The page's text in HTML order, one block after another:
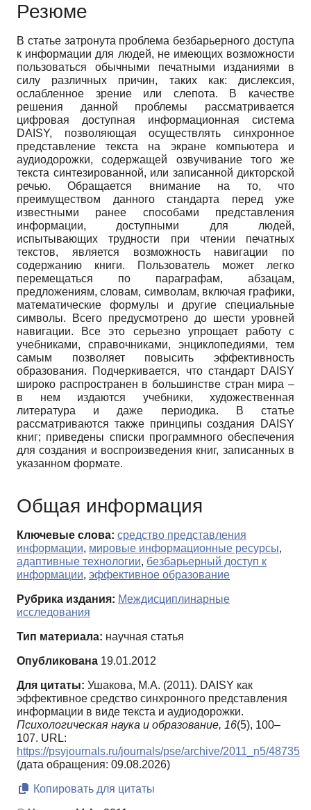
Резюме
В статье затронута проблема безбарьерного доступа
к информации для людей, не имеющих возможности
пользоваться обычными печатными изданиями в
силу различных причин, таких как: дислексия,
ослабленное зрение или слепота. В качестве
решения данной проблемы рассматривается
цифровая доступная информационная система
DAISY, позволяющая осуществлять синхронное
представление текста на экране компьютера и
аудиодорожки, содержащей озвучивание того же
текста синтезированной, или записанной дикторской
речью. Обращается внимание на то, что
преимуществом данного стандарта перед уже
известными ранее способами представления
информации, доступными для людей,
испытывающих трудности при чтении печатных
текстов, является возможность навигации по
содержанию книги. Пользователь может легко
перемещаться по параграфам, абзацам,
предложениям, словам, символам, включая графики,
математические формулы и другие специальные
символы. Всего предусмотрено до шести уровней
навигации. Все это серьезно упрощает работу с
учебниками, справочниками, энциклопедиями, тем
самым позволяет повысить эффективность
образования. Подчеркивается, что стандарт DAISY
широко распространен в большинстве стран мира –
в нем издаются учебники, художественная
литература и даже периодика. В статье
рассматриваются также принципы создания DAISY
книг; приведены списки программного обеспечения
для создания и воспроизведения книг, записанных в
указанном формате.
Общая информация
Ключевые слова: средство представления
информации, мировые информационные ресурсы,
адаптивные технологии, безбарьерный доступ к
информации, эффективное образование
Рубрика издания: Междисциплинарные
исследования
Тип материала: научная статья
Опубликована 19.01.2012
Для цитаты: Ушакова, М.А. (2011). DAISY как
эффективное средство синхронного представления
информации в виде текста и аудиодорожки.
Психологическая наука и образование, 16(5), 100–
107. URL:
https://psyjournals.ru/journals/pse/archive/2011_n5/48735
(дата обращения: 09.08.2026)
Копировать для цитаты